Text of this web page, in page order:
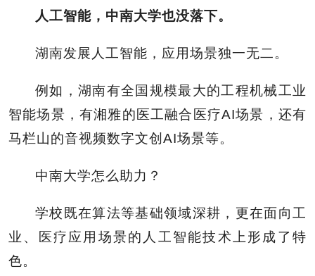
人工智能，中南大学也没落下。
湖南发展人工智能，应用场景独一无二。
例如，湖南有全国规模最大的工程机械工业
智能场景，有湘雅的医工融合医疗AI场景，还有
马栏山的音视频数字文创AI场景等。
中南大学怎么助力？
学校既在算法等基础领域深耕，更在面向工
业、医疗应用场景的人工智能技术上形成了特
色。